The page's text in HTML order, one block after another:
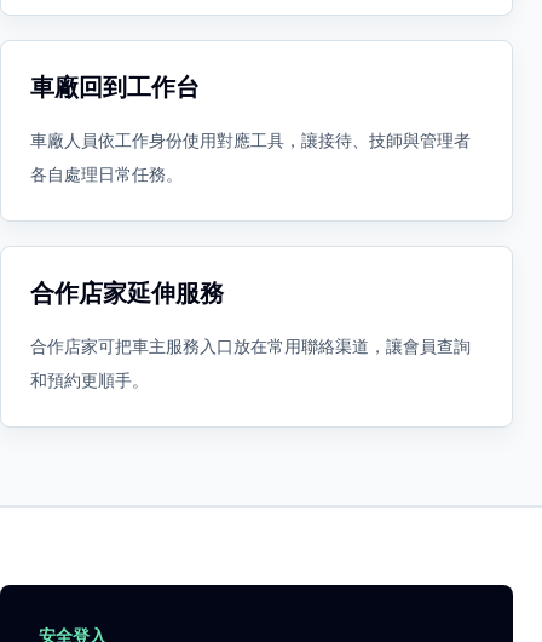
車廠回到工作台
車廠人員依工作身份使用對應工具，讓接待、技師與管理者
各自處理日常任務。
合作店家延伸服務
合作店家可把車主服務入口放在常用聯絡渠道，讓會員查詢
和預約更順手。
安全登入